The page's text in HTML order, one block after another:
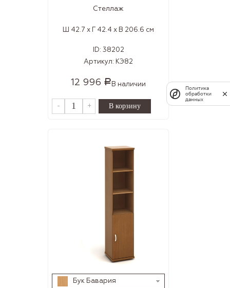
Стеллаж
Ш 42.7 x Г 42.4 x В 206.6 см
ID: 38202
Артикул: КЭ82
12 996 Р В наличии
- +
Бук Бавария
Политика
обработки
данных